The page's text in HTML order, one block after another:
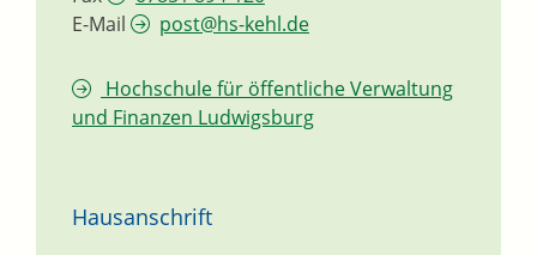
E-Mail
post@hs-kehl.de
Hochschule für öffentliche Verwaltung
und Finanzen Ludwigsburg
Hausanschrift